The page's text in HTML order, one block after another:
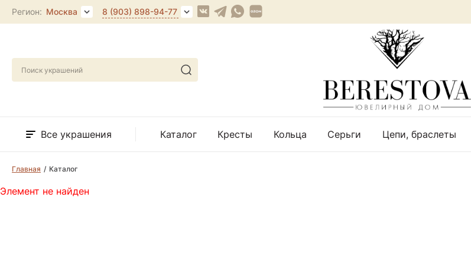
Регион: Москва 8 (903) 898-94-77
Все украшения Каталог Кресты Кольца Серьги Цепи, браслеты
Главная Каталог
Элемент не найден